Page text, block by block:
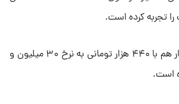
هر مثقال طلای ۱۸ عیار هم با ۴۴۰ هزار تومانی به نرخ ۳۰ میلیون و